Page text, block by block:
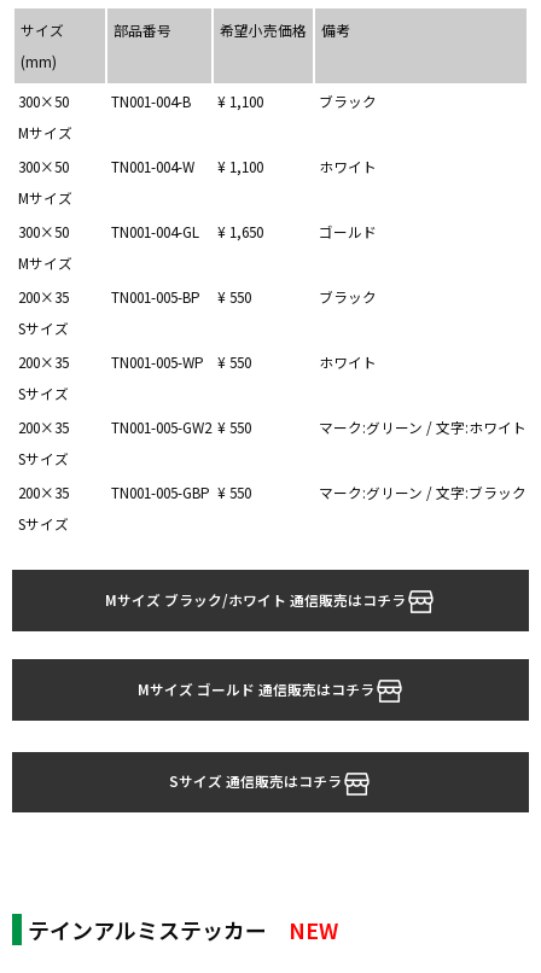
サイズ
(mm)
部品番号 希望小売価格 備考
300×50
Mサイズ
TN001-004-B ¥ 1,100 ブラック
300×50
Mサイズ
TN001-004-W ¥ 1,100 ホワイト
300×50
Mサイズ
TN001-004-GL ¥ 1,650 ゴールド
200×35
Sサイズ
TN001-005-BP ¥ 550 ブラック
200×35
Sサイズ
TN001-005-WP ¥ 550 ホワイト
200×35
Sサイズ
TN001-005-GW2 ¥ 550 マーク:グリーン / 文字:ホワイト
200×35
Sサイズ
TN001-005-GBP ¥ 550 マーク:グリーン / 文字:ブラック
Mサイズ ブラック/ホワイト 通信販売はコチラ
Mサイズ ゴールド 通信販売はコチラ
Sサイズ 通信販売はコチラ
テインアルミステッカー